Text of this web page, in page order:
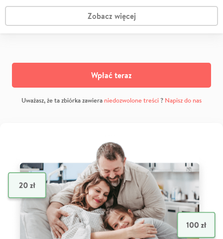
Zobacz więcej
Wpłać teraz
Uważasz, że ta zbiórka zawiera niedozwolone treści? Napisz do nas